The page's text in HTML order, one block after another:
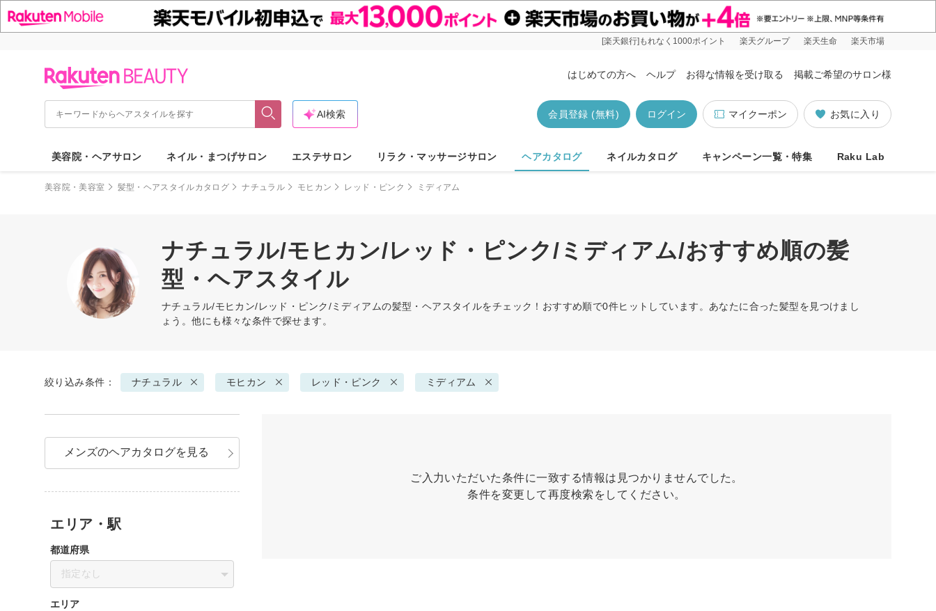
[楽天銀行]もれなく1000ポイント 楽天グループ 楽天生命 楽天市場
はじめての方へ ヘルプ お得な情報を受け取る 掲載ご希望のサロン様
お気に入り
マイクーポン
ログイン
会員登録 (無料)
AI検索
美容院・ヘアサロン ネイル・まつげサロン エステサロン リラク・マッサージサロン ヘアカタログ ネイルカタログ キャンペーン一覧・特集 Raku Lab
美容院・美容室 髪型・ヘアスタイルカタログ ナチュラル モヒカン レッド・ピンク ミディアム
ナチュラル/モヒカン/レッド・ピンク/ミディアム/おすすめ順の髪
型・ヘアスタイル
ナチュラル/モヒカン/レッド・ピンク/ミディアムの髪型・ヘアスタイルをチェック！おすすめ順で0件ヒットしています。あなたに合った髪型を見つけまし
ょう。他にも様々な条件で探せます。
絞り込み条件： ナチュラル モヒカン レッド・ピンク ミディアム
ご入力いただいた条件に一致する情報は見つかりませんでした。
条件を変更して再度検索をしてください。
メンズのヘアカタログを見る
エリア・駅
都道府県
指定なし
エリア